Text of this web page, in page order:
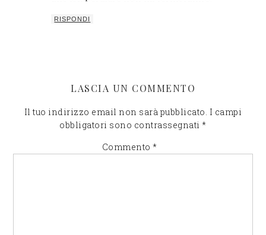
RISPONDI
LASCIA UN COMMENTO
Il tuo indirizzo email non sarà pubblicato. I campi
obbligatori sono contrassegnati*
Commento *